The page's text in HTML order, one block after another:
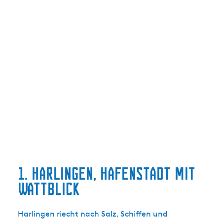
1. Harlingen, Hafenstadt mit
Wattblick
Harlingen riecht nach Salz, Schiffen und